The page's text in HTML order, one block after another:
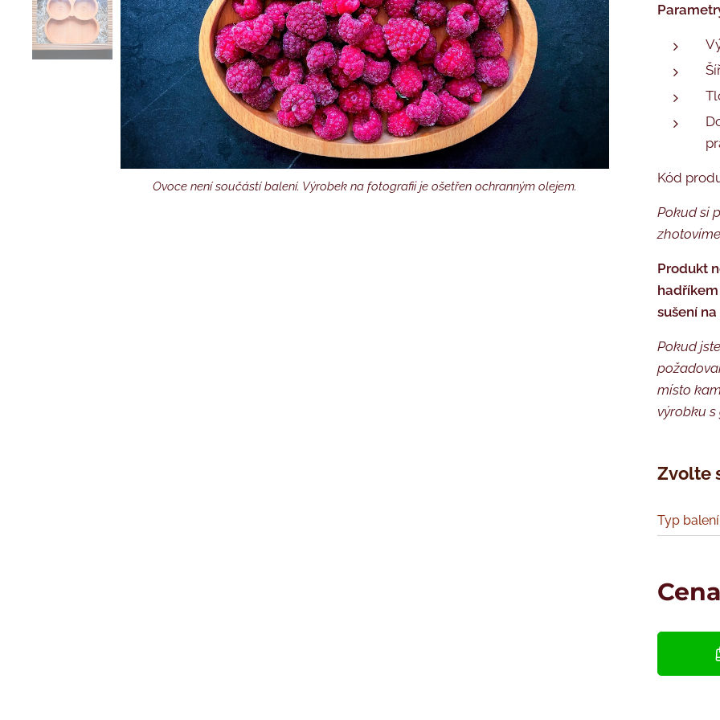
Ovoce není součástí balení. Výrobek na fotografii je ošetřen ochranným olejem.
Výrobek na fotografii je ošetřen ochranným olejem.
Dárkové balení
Kód
Pokud si
Produkt
sušení
Pokud
místo
výrobku
Zvolte
Typ balení